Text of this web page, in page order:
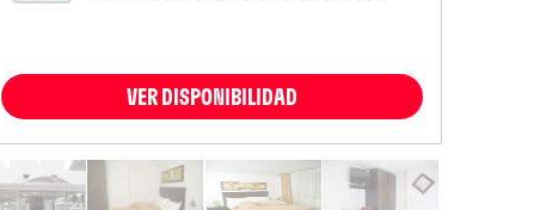
VER DISPONIBILIDAD